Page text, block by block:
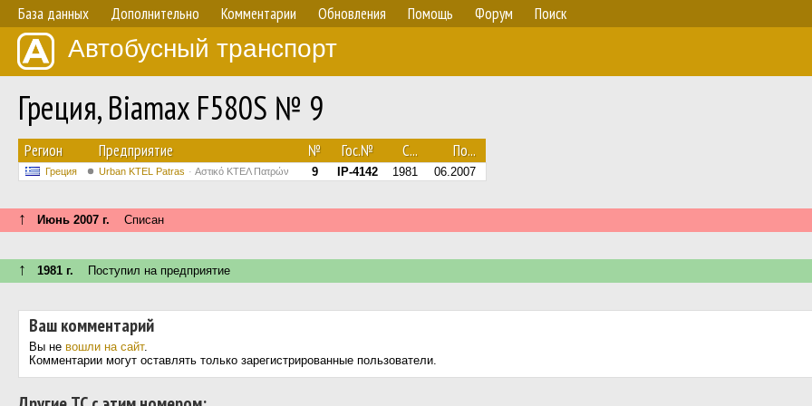
База данных Дополнительно Комментарии Обновления Помощь Форум Поиск
Автобусный транспорт
Греция, Biamax F580S № 9
Регион Предприятие № Гос.№ С... По...
Греция Urban KTEL Patras Αστικό ΚΤΕΛ Πατρών 9 IP-4142 1981 06.2007
↑ Июнь 2007 г. Списан
↑ 1981 г. Поступил на предприятие
Ваш комментарий
Вы не вошли на сайт.
Комментарии могут оставлять только зарегистрированные пользователи.